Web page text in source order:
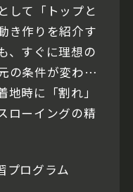
して「トップと
き作りを紹介す
、すぐに理想の
の条件が変わっ
時に「割れ」
ローイングの精
プログラム